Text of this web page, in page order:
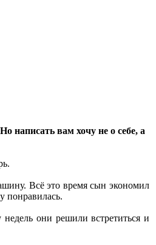
написать вам хочу не о себе, а
Всё это время сын экономил
понравилась.
недель они решили встретиться и